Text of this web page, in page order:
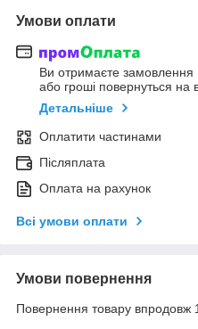
Умови оплати
Ви отримаєте замовлення
або гроші повернуться на
Детальніше
Оплатити частинами
Післяплата
Оплата на рахунок
Всі умови оплати
Умови повернення
Повернення товару впродовж